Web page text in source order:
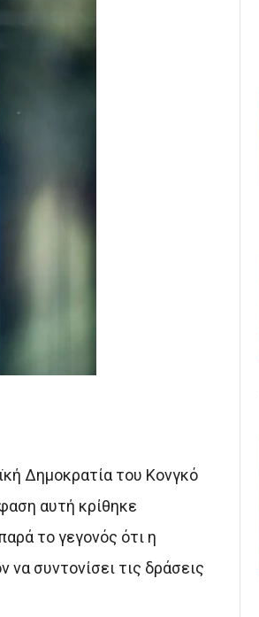
Δημοκρατία του Κονγκό
αυτή κρίθηκε
το γεγονός ότι η
να συντονίσει τις δράσεις